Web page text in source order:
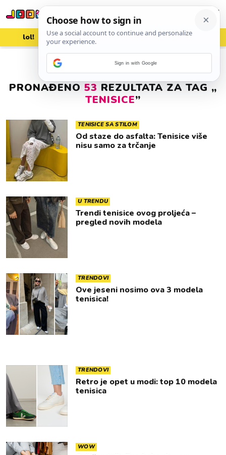
lol! aww vrh! woot?!
PRONAĐENO 53 REZULTATA ZA TAG „
TENISICE”
TENISICE SA STILOM
Od staze do asfalta: Tenisice više
nisu samo za trčanje
U TRENDU
Trendi tenisice ovog proljeća –
pregled novih modela
TRENDOVI
Ove jeseni nosimo ova 3 modela
tenisica!
TRENDOVI
Retro je opet u modi: top 10 modela
tenisica
WOW
Sign in with Google